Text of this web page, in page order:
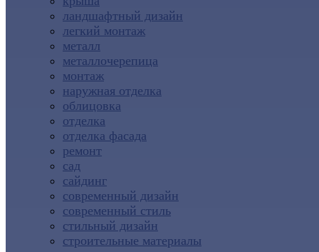
ландшафтный дизайн
легкий монтаж
металл
металлочерепица
монтаж
наружная отделка
облицовка
отделка
отделка фасада
ремонт
сад
сайдинг
современный дизайн
современный стиль
стильный дизайн
строительные материалы